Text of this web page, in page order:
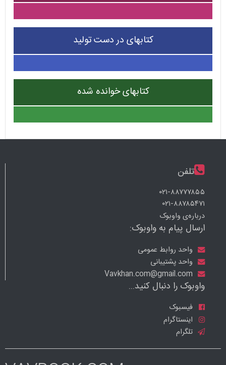
کتابهای در دست تولید
کتابهای خوانده شده
تلفن
۰۲۱-۸۸۷۷۷۸۵۵
۰۲۱-۸۸۷۸۵۴۷۱
درباره‌ی واوبوک
ارسال پیام به واوبوک:
واحد روابط عمومی
واحد پشتیبانی
واوبوک را دنبال کنید...
فیسبوک
اینستاگرام
تلگرام